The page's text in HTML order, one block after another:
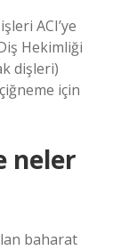
ACI’ye
Hekimliği
dişleri)
için
neler
baharat